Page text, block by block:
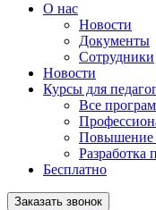
О нас
Новости
Документы
Сотрудники
Новости
Курсы для
Все
Повышение
Разработка
Бесплатно
Заказать звонок